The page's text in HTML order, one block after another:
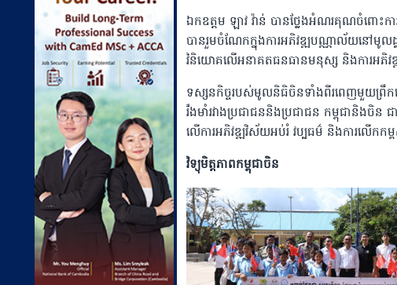
ឯកឧត្តម ឡាវ វ៉ាន់ បានថ្លែងអំណរគុណចំពោះក
បានរួមចំណែកក្នុងការអភិវឌ្ឍបណ្ណាល័យនៅមូល
វិនិយោគលើអនាគតធនធានមនុស្ស និងការអភិវ
ទស្សនកិច្ចរបស់មូលនិធិចិនទាំងពីរពេញមួយព្រឹកន
រឹងមាំរវាងប្រជាជននិងប្រជាជន កម្ពុជានិងចិន
លើការអភិវឌ្ឍវិស័យអប់រំ វប្បធម៌ និងការលើក
វិទ្យុមិត្តភាពកម្ពុជាចិន